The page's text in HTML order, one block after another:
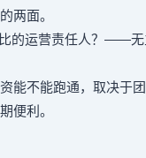
两面。
的运营责任人？——无
能不能跑通，取决于
便利。